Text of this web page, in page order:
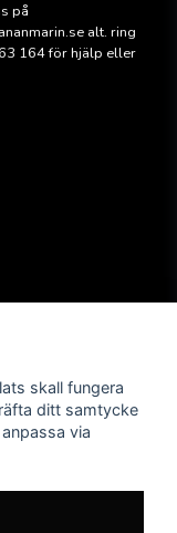
på
nmarin.se alt. ring
164 för hjälp eller
skall fungera
ditt samtycke
via